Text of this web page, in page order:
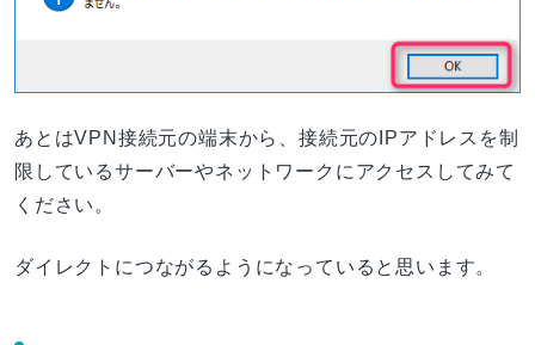
あとはVPN接続元の端末から、接続元のIPアドレスを制
限しているサーバーやネットワークにアクセスしてみて
ください。
ダイレクトにつながるようになっていると思います。